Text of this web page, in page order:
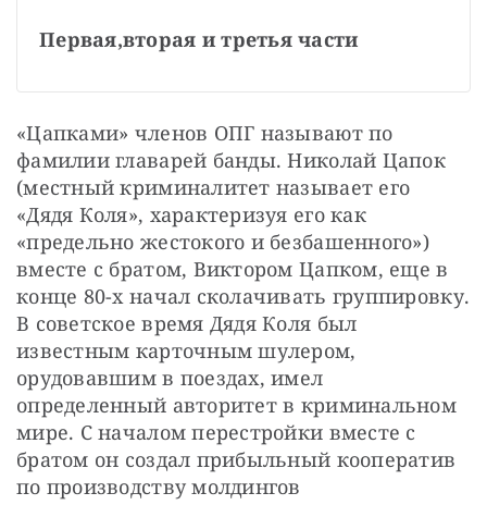
Первая,вторая и третья части
«Цапками» членов ОПГ называют по
фамилии главарей банды. Николай Цапок
(местный криминалитет называет его
«Дядя Коля», характеризуя его как
«предельно жестокого и безбашенного»)
вместе с братом, Виктором Цапком, еще в
конце 80-х начал сколачивать группировку.
В советское время Дядя Коля был
известным карточным шулером,
орудовавшим в поездах, имел
определенный авторитет в криминальном
мире. С началом перестройки вместе с
братом он создал прибыльный кооператив
по производству молдингов